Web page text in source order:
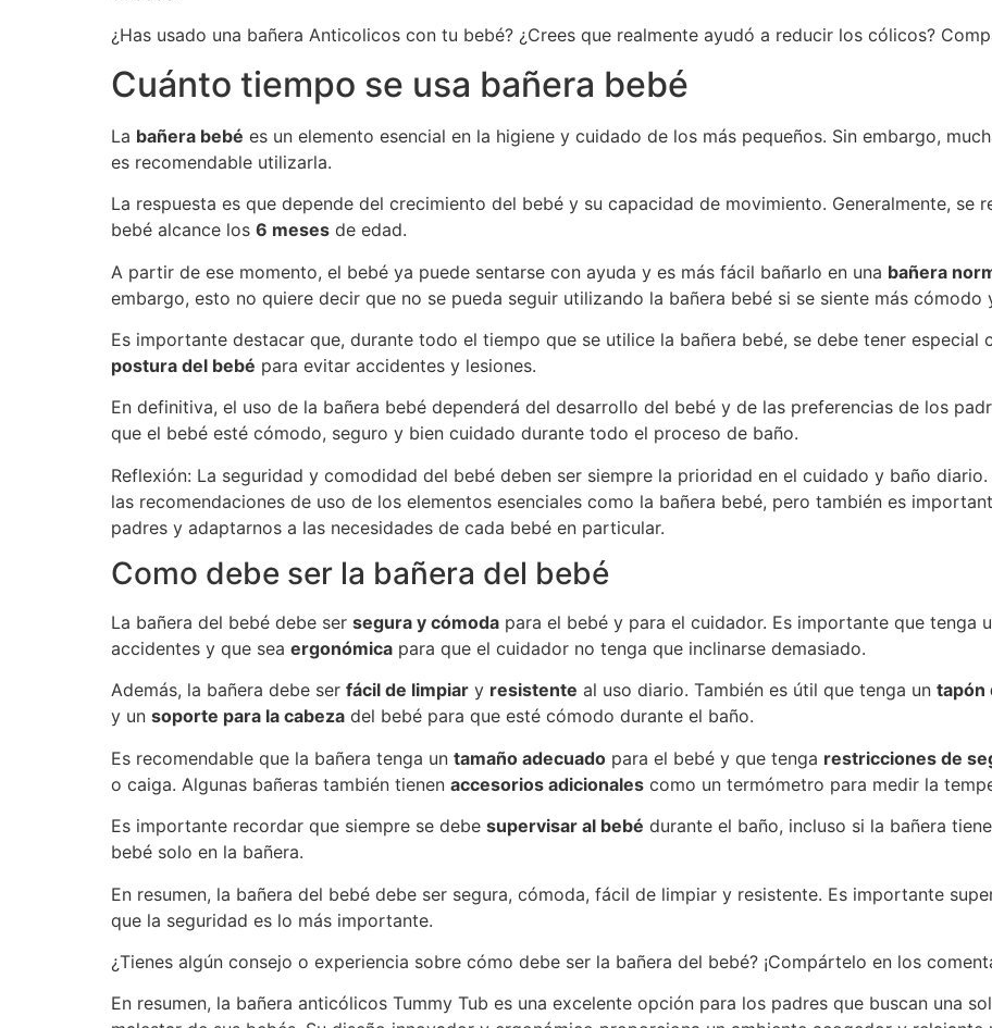
¿Has usado una bañera Anticolicos con tu bebé? ¿Crees que realmente ayudó a reducir los cólicos?
Cuánto tiempo se usa bañera bebé
La bañera bebé es un elemento esencial en la higiene y cuidado de los más pequeños. Sin embargo,
es recomendable utilizarla.
La respuesta es que depende del crecimiento del bebé y su capacidad de movimiento. Generalmente, se
bebé alcance los 6 meses de edad.
A partir de ese momento, el bebé ya puede sentarse con ayuda y es más fácil bañarlo en una bañera
embargo, esto no quiere decir que no se pueda seguir utilizando la bañera bebé si se siente más
Es importante destacar que, durante todo el tiempo que se utilice la bañera bebé, se debe tener especial
postura del bebé para evitar accidentes y lesiones.
En definitiva, el uso de la bañera bebé dependerá del desarrollo del bebé y de las preferencias de los
que el bebé esté cómodo, seguro y bien cuidado durante todo el proceso de baño.
Reflexión: La seguridad y comodidad del bebé deben ser siempre la prioridad en el cuidado y baño
las recomendaciones de uso de los elementos esenciales como la bañera bebé, pero también es
padres y adaptarnos a las necesidades de cada bebé en particular.
Como debe ser la bañera del bebé
La bañera del bebé debe ser segura y cómoda para el bebé y para el cuidador. Es importante que tenga
accidentes y que sea ergonómica para que el cuidador no tenga que inclinarse demasiado.
Además, la bañera debe ser fácil de limpiar y resistente al uso diario. También es útil que tenga un tapón
y un soporte para la cabeza del bebé para que esté cómodo durante el baño.
Es recomendable que la bañera tenga un tamaño adecuado para el bebé y que tenga restricciones de
o caiga. Algunas bañeras también tienen accesorios adicionales como un termómetro para medir la
Es importante recordar que siempre se debe supervisar al bebé durante el baño, incluso si la bañera
bebé solo en la bañera.
En resumen, la bañera del bebé debe ser segura, cómoda, fácil de limpiar y resistente. Es importante
que la seguridad es lo más importante.
¿Tienes algún consejo o experiencia sobre cómo debe ser la bañera del bebé? ¡Compártelo en los
En resumen, la bañera anticólicos Tummy Tub es una excelente opción para los padres que buscan una